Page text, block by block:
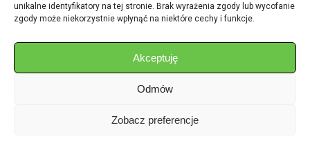
unikalne identyfikatory na tej stronie. Brak wyrażenia zgody lub wycofanie
zgody może niekorzystnie wpłynąć na niektóre cechy i funkcje.
Akceptuję
Odmów
Zobacz preferencje
Sprzedaż detaliczna
aukcje.agrohurt@gmail.com